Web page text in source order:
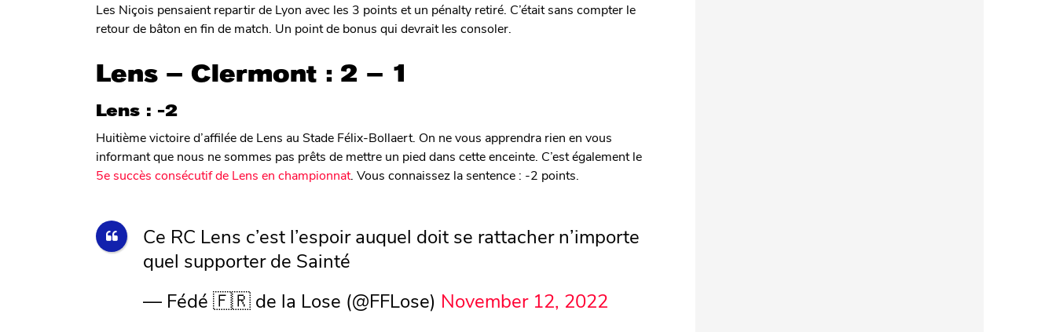
Les Niçois pensaient repartir de Lyon avec les 3 points et un pénalty retiré. C’était sans compter le
retour de bâton en fin de match. Un point de bonus qui devrait les consoler.
Lens – Clermont : 2 – 1
Lens : -2
Huitième victoire d’affilée de Lens au Stade Félix-Bollaert. On ne vous apprendra rien en vous
informant que nous ne sommes pas prêts de mettre un pied dans cette enceinte. C’est également le
5e succès consécutif de Lens en championnat. Vous connaissez la sentence : -2 points.
Ce RC Lens c’est l’espoir auquel doit se rattacher n’importe
quel supporter de Sainté
— Fédé 🇫🇷 de la Lose (@FFLose) November 12, 2022